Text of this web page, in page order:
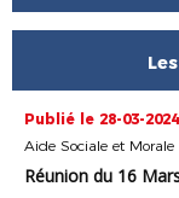
Publié le 28-03-2024
Aide Sociale et Morale
Réunion du 16